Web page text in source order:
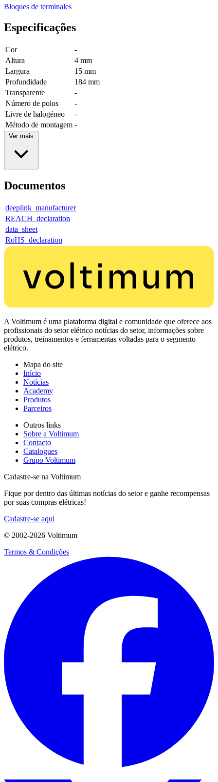
Bloques de terminales
Especificações
Cor
-
Altura
4 mm
Largura
15 mm
Profundidade
184 mm
Transparente
-
Número de polos
-
Livre de halogéneo
-
Método de montagem -
Ver mais
Documentos
deeplink_manufacturer
REACH_declaration
data_sheet
RoHS_declaration
A Voltimum é uma plataforma digital e comunidade que oferece aos
profissionais do setor elétrico notícias do setor, informações sobre
produtos, treinamentos e ferramentas voltadas para o segmento
elétrico.
Mapa do site
Início
Notícias
Academy
Produtos
Parceiros
Outros links
Sobre a Voltimum
Contacto
Catalogues
Grupo Voltimum
Cadastre-se na Voltimum
Fique por dentro das últimas notícias do setor e ganhe recompensas
por suas compras elétricas!
Cadastre-se aqui
© 2002-2026 Voltimum
Termos & Condições